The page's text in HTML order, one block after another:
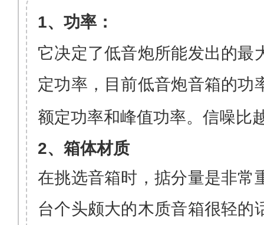
1、功率：
它决定了低音炮所能发出的最
定功率，目前低音炮音箱的功
额定功率和峰值功率。信噪比
2、 箱体材质
在挑选音箱时，掂分量是非常
台个头颇大的木质音箱很轻的